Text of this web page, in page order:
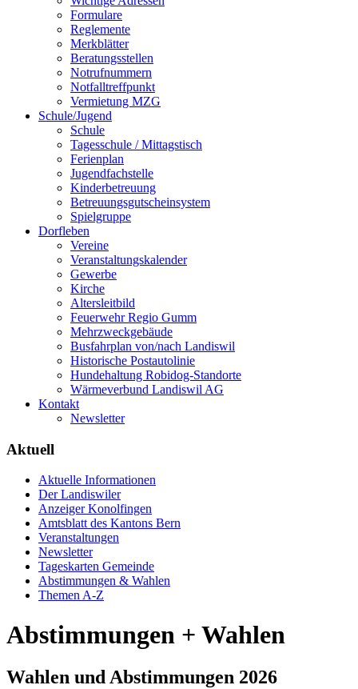
Formulare
Reglemente
Merkblätter
Beratungsstellen
Notrufnummern
Notfalltreffpunkt
Vermietung MZG
Schule/Jugend
Schule
Tagesschule / Mittagstisch
Ferienplan
Jugendfachstelle
Kinderbetreuung
Betreuungsgutscheinsystem
Spielgruppe
Dorfleben
Vereine
Veranstaltungskalender
Gewerbe
Kirche
Altersleitbild
Feuerwehr Regio Gumm
Mehrzweckgebäude
Busfahrplan von/nach Landiswil
Historische Postautolinie
Hundehaltung Robidog-Standorte
Wärmeverbund Landiswil AG
Kontakt
Newsletter
Aktuell
Aktuelle Informationen
Der Landiswiler
Anzeiger Konolfingen
Amtsblatt des Kantons Bern
Veranstaltungen
Newsletter
Tageskarten Gemeinde
Abstimmungen & Wahlen
Themen A-Z
Abstimmungen + Wahlen
Wahlen und Abstimmungen 2026